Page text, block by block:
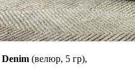
Denim (велюр, 5 гр),